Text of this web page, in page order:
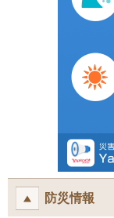
防災情報